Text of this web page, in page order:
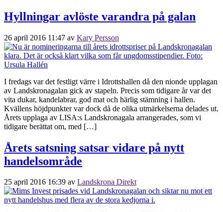
Hyllningar avlöste varandra på galan
26 april 2016 11:47 av Kary Persson
I fredags var det festligt värre i Idrottshallen då den nionde upplagan
av Landskronagalan gick av stapeln. Precis som tidigare år var det
vita dukar, kandelabrar, god mat och härlig stämning i hallen.
Kvällens höjdpunkter var dock då de olika utmärkelserna delades ut.
Årets upplaga av LISA:s Landskronagala arrangerades, som vi
tidigare berättat om, med […]
Årets satsning satsar vidare på nytt
handelsområde
25 april 2016 16:39 av Landskrona Direkt